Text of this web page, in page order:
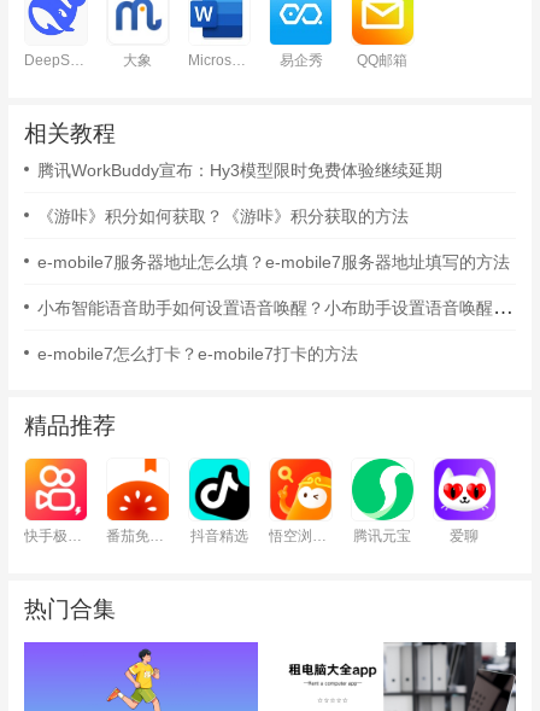
DeepSeek 大象 Microsoft Word 易企秀 QQ邮箱
相关教程
腾讯WorkBuddy宣布：Hy3模型限时免费体验继续延期
《游咔》积分如何获取？《游咔》积分获取的方法
e-mobile7服务器地址怎么填？e-mobile7服务器地址填写的方法
小布智能语音助手如何设置语音唤醒？小布助手设置语音唤醒的方法
e-mobile7怎么打卡？e-mobile7打卡的方法
精品推荐
快手极速版 番茄免费小说 抖音精选 悟空浏览器 腾讯元宝 爱聊
热门合集